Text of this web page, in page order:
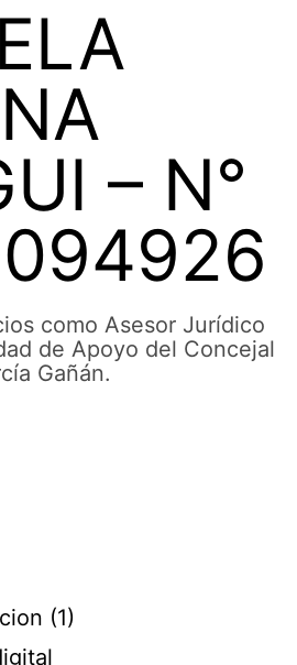
– N°
como Asesor Jurídico
de Apoyo del Concejal
Gañán.